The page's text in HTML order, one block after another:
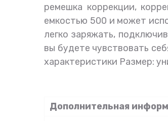
ремешка коррекции,
емкостью 500 и может
легко заряжать,
вы будете чувствовать
характеристики Размер:
Дополнительная